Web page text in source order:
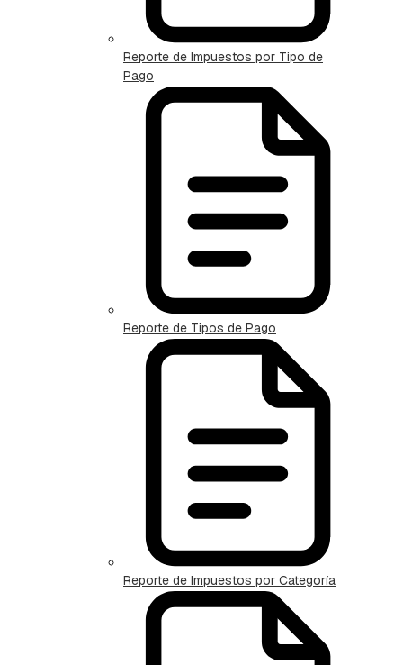
Reporte de Impuestos por Tipo de
Pago
Reporte de Tipos de Pago
Reporte de Impuestos por Categoría